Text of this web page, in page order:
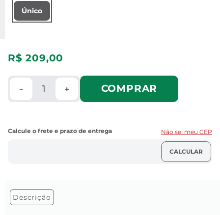
Único
R$ 209,00
＋
－ COMPRAR
Não sei meu CEP
Descrição